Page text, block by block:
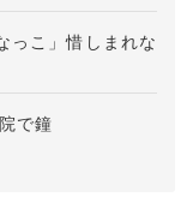
っこ」惜しまれな
で鐘